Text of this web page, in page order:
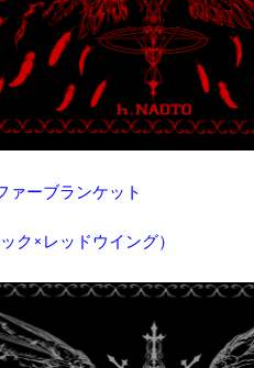
ァーブランケット
ック×レッドウイング）